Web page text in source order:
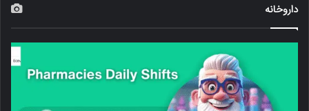
داروخانه